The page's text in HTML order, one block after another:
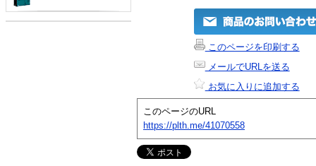
このページを印刷する
メールでURLを送る
お気に入りに追加する
このページのURL
https://plth.me/41070558